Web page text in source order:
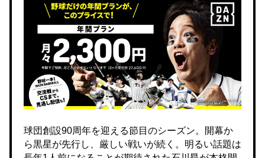
球団創設90周年を迎える節目のシーズン。開幕か
ら黒星が先行し、厳しい戦いが続く。明るい話題は